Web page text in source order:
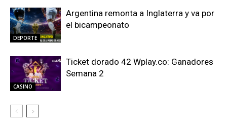
DEPORTE
Argentina remonta a Inglaterra y va por
el bicampeonato
CASINO
Ticket dorado 42 Wplay.co: Ganadores
Semana 2